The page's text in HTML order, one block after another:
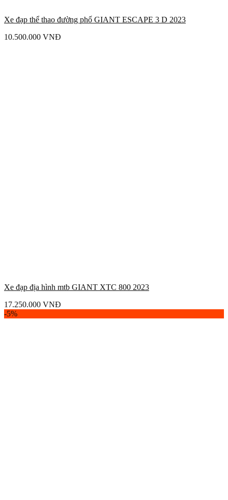
Xe đạp thể thao đường phố GIANT ESCAPE 3 D 2023
10.500.000 VNĐ
Xe đạp địa hình mtb GIANT XTC 800 2023
17.250.000 VNĐ
-5%